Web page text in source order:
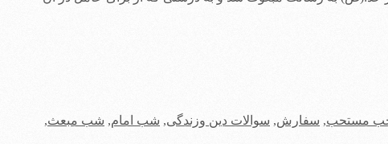
مستحب, سفارش, سوالات دین وزندگی, شب امام, شب مبعث,